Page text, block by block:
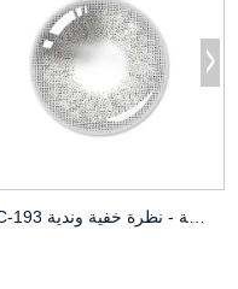
FC-193 ضبابية تأثير العدسات اللاصقة - نظرة خفية وندية